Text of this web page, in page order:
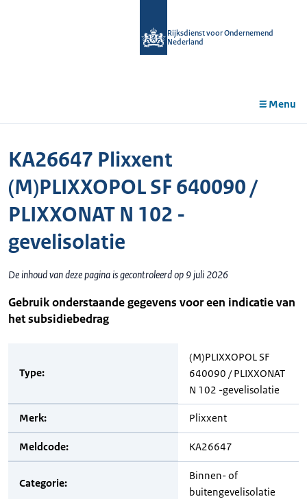
Rijksdienst voor Ondernemend
Nederland
Menu
KA26647 Plixxent
(M)PLIXXOPOL SF 640090 /
PLIXXONAT N 102 -
gevelisolatie
De inhoud van deze pagina is gecontroleerd op 9 juli 2026
Gebruik onderstaande gegevens voor een indicatie van
het subsidiebedrag
Type:
(M)PLIXXOPOL SF
640090 / PLIXXONAT
N 102 -gevelisolatie
Merk: Plixxent
Meldcode: KA26647
Categorie:
Binnen- of
buitengevelisolatie